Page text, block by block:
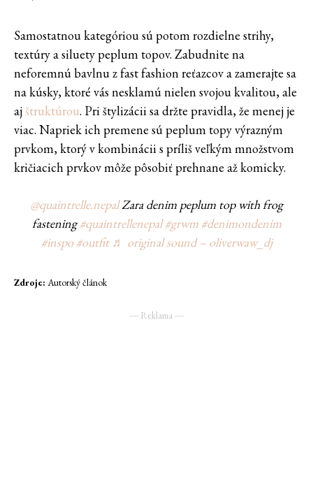
Samostatnou kategóriou sú potom rozdielne strihy,
textúry a siluety peplum topov. Zabudnite na
neforemnú bavlnu z fast fashion reťazcov a zamerajte sa
na kúsky, ktoré vás nesklamú nielen svojou kvalitou, ale
ajštruktúrou. Pri štylizácii sa držte pravidla, že menej je
viac. Napriek ich premene sú peplum topy výrazným
prvkom, ktorý v kombinácii s príliš veľkým množstvom
kričiacich prvkov môže pôsobiť prehnane až komicky.
@quaintrelle.nepalZara denim peplum top with frog
fastening#quaintrellenepal #grwm #denimondenim
#inspo #outfit ♬ original sound – oliverwaw_dj
Zdroje: Autorský článok
― Reklama ―